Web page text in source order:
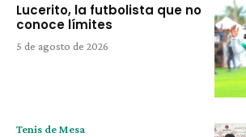
Lucerito, la futbolista que no
conoce límites
5 de agosto de 2026
Tenis de Mesa